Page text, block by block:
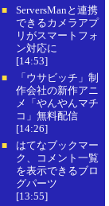
■
ServersManと連携
できるカメラアプ
リがスマートフォ
ン対応に
[14:53]
■
「ウサビッチ」制
作会社の新作アニ
メ「やんやんマチ
コ」無料配信
[14:26]
■
はてなブックマー
ク、コメント一覧
を表示できるブロ
グパーツ
[13:55]